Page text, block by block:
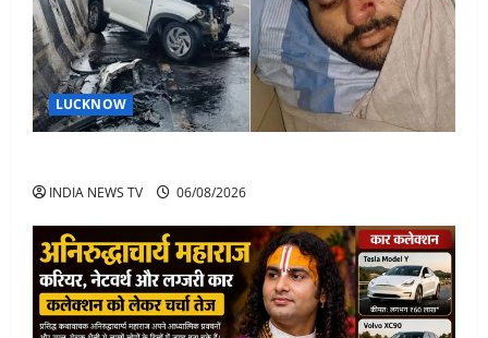
LUCKNOW
INDIA NEWS TV 06/08/2026